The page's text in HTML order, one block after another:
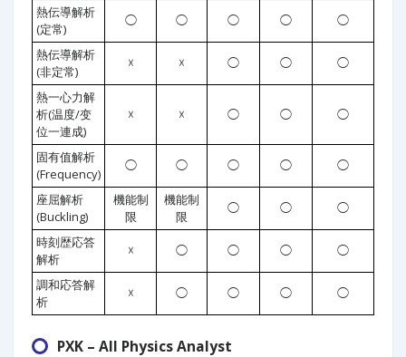
熱伝導解析
(定常)
◯ ◯ ◯ ◯ ◯
熱伝導解析
(非定常)
☓ ☓ ◯ ◯ ◯
熱一心力解
析(温度/变
位一連成)
☓ ☓ ◯ ◯ ◯
固有值解析
(Frequency)
◯ ◯ ◯ ◯ ◯
座屈解析
(Buckling)
機能制
限
機能制
限
◯ ◯ ◯
時刻歴応答
解析
☓ ◯ ◯ ◯ ◯
調和応答解
析
☓ ◯ ◯ ◯ ◯
PXK – All Physics Analyst